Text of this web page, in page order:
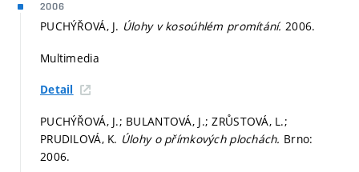
2006
PUCHÝŘOVÁ, J. Úlohy v kosoúhlém promítání.2006.
Multimedia
Detail
PUCHÝŘOVÁ, J.; BULANTOVÁ, J.; ZRŮSTOVÁ, L.;
PRUDILOVÁ, K. Úlohy o přímkových plochách. Brno:
2006.